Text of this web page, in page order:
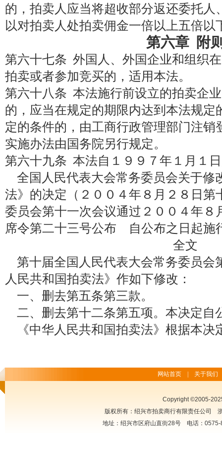
的，拍卖人应当将超收部分返还委托人
以对拍卖人处拍卖佣金一倍以上五倍以
第六章 附
第六十七条 外国人、外国企业和组织
拍卖或者参加竞买的，适用本法。
第六十八条 本法施行前设立的拍卖企
的，应当在规定的期限内达到本法规定
定的条件的，由工商行政管理部门注销
实施办法由国务院另行规定。
第六十九条 本法自１９９７年１月１
全国人民代表大会常务委员会关于修
法》的决定（２００４年８月２８日第
委员会第十一次会议通过２００４年８
席令第二十三号公布 自公布之日起施
全文
第十届全国人民代表大会常务委员会
人民共和国拍卖法》作如下修改：
一、删去第五条第三款。
二、删去第十二条第五项。本决定自
《中华人民共和国拍卖法》根据本
网站首页 关于我们
Copyright ©2005-
版权所有：绍兴市拍卖商行有限责任公司
地址：绍兴市区府山直街28号 电话：